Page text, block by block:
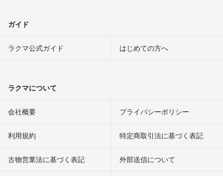
ガイド
ラクマ公式ガイド はじめての方へ
ラクマについて
会社概要 プライバシーポリシー
利用規約 特定商取引法に基づく表記
古物営業法に基づく表記 外部送信について